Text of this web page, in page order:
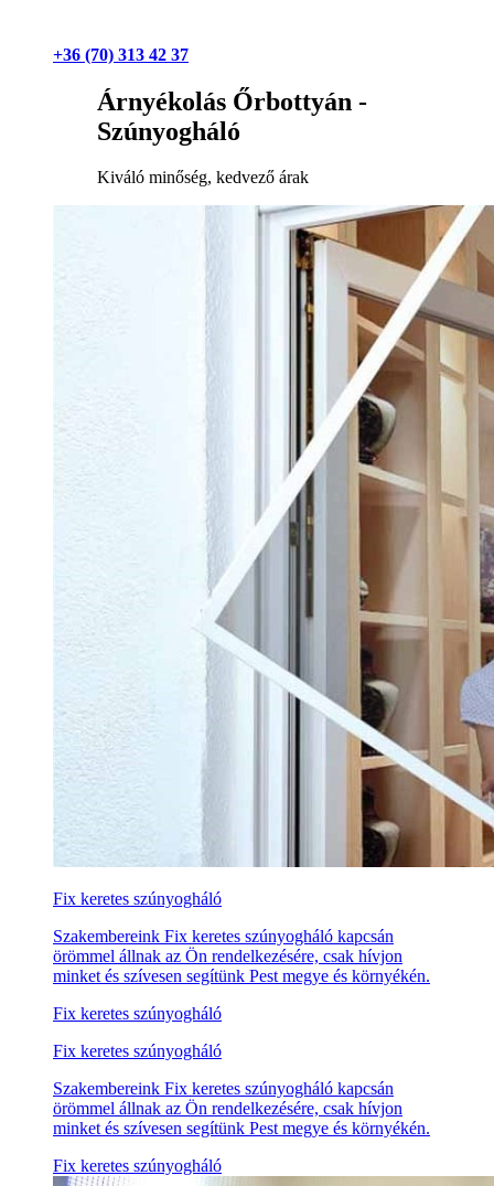
+36 (70) 313 42 37
Árnyékolás Őrbottyán -
Szúnyogháló
Kiváló minőség, kedvező árak
Fix keretes szúnyogháló
Szakembereink Fix keretes szúnyogháló kapcsán
örömmel állnak az Ön rendelkezésére, csak hívjon
minket és szívesen segítünk Pest megye és környékén.
Fix keretes szúnyogháló
Fix keretes szúnyogháló
Szakembereink Fix keretes szúnyogháló kapcsán
örömmel állnak az Ön rendelkezésére, csak hívjon
minket és szívesen segítünk Pest megye és környékén.
Fix keretes szúnyogháló